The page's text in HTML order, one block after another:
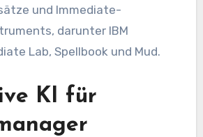
und Immediate-
darunter IBM
Lab, Spellbook und Mud.
KI für